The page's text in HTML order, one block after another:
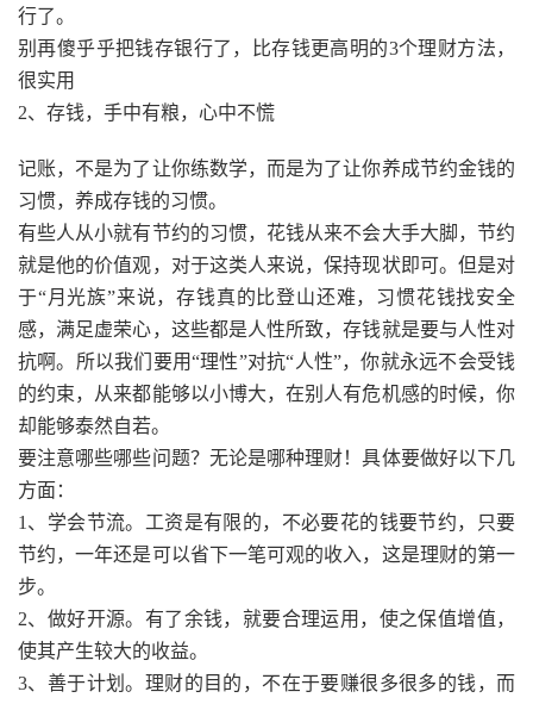
行了。
别再傻乎乎把钱存银行了，比存钱更高明的3个理财方法，
很实用
2、存钱，手中有粮，心中不慌
记账，不是为了让你练数学，而是为了让你养成节约金钱的
习惯，养成存钱的习惯。
有些人从小就有节约的习惯，花钱从来不会大手大脚，节约
就是他的价值观，对于这类人来说，保持现状即可。但是对
于“月光族”来说，存钱真的比登山还难，习惯花钱找安全
感，满足虚荣心，这些都是人性所致，存钱就是要与人性对
抗啊。所以我们要用“理性”对抗“人性”，你就永远不会受钱
的约束，从来都能够以小博大，在别人有危机感的时候，你
却能够泰然自若。
要注意哪些哪些问题？无论是哪种理财！具体要做好以下几
方面：
1、学会节流。工资是有限的，不必要花的钱要节约，只要
节约，一年还是可以省下一笔可观的收入，这是理财的第一
步。
2、做好开源。有了余钱，就要合理运用，使之保值增值，
使其产生较大的收益。
3、善于计划。理财的目的，不在于要赚很多很多的钱，而